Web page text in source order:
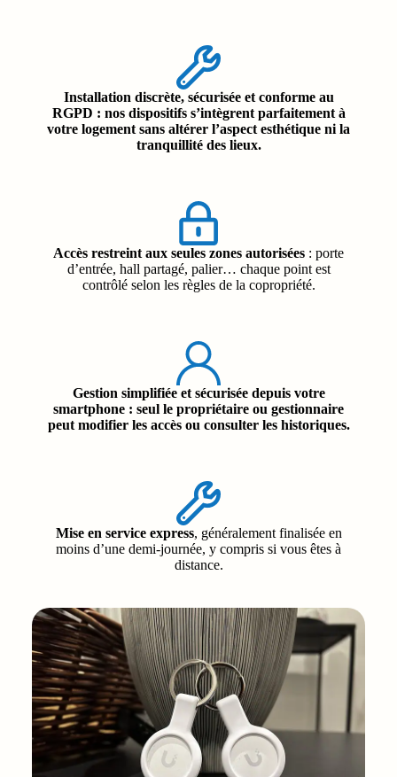
Installation discrète, sécurisée et conforme au
RGPD : nos dispositifs s’intègrent parfaitement à
votre logement sans altérer l’aspect esthétique ni la
tranquillité des lieux.
Accès restreint aux seules zones autorisées : porte
d’entrée, hall partagé, palier… chaque point est
contrôlé selon les règles de la copropriété.
Gestion simplifiée et sécurisée depuis votre
smartphone : seul le propriétaire ou gestionnaire
peut modifier les accès ou consulter les historiques.
Mise en service express, généralement finalisée en
moins d’une demi-journée, y compris si vous êtes à
distance.